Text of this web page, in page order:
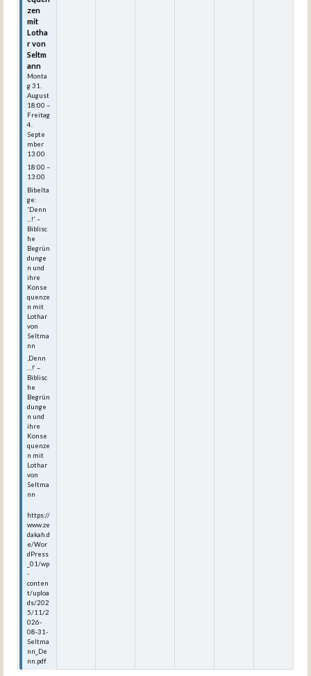
zen
mit
Lotha
r von
Seltm
ann
Monta
g31.
August
18:00 –
Freitag
4.
Septe
mber
13:00
18:00 –
13:00
Bibelta
ge:
'Denn
...!' –
Biblisc
he
Begrün
dunge
n und
ihre
Konse
quenze
n mit
Lothar
von
Seltma
nn
‚Denn
…!‘ –
Biblisc
he
Begrün
dunge
n und
ihre
Konse
quenze
n mit
Lothar
von
Seltma
nn
https://
www.ze
dakah.d
e/Wor
dPress
_01/wp
-
conten
t/uploa
ds/202
5/11/2
026-
08-31-
Seltma
nn_De
nn.pdf